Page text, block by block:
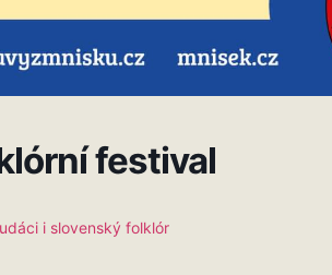
festival
i slovenský folklór